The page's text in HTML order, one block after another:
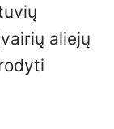
aliejų